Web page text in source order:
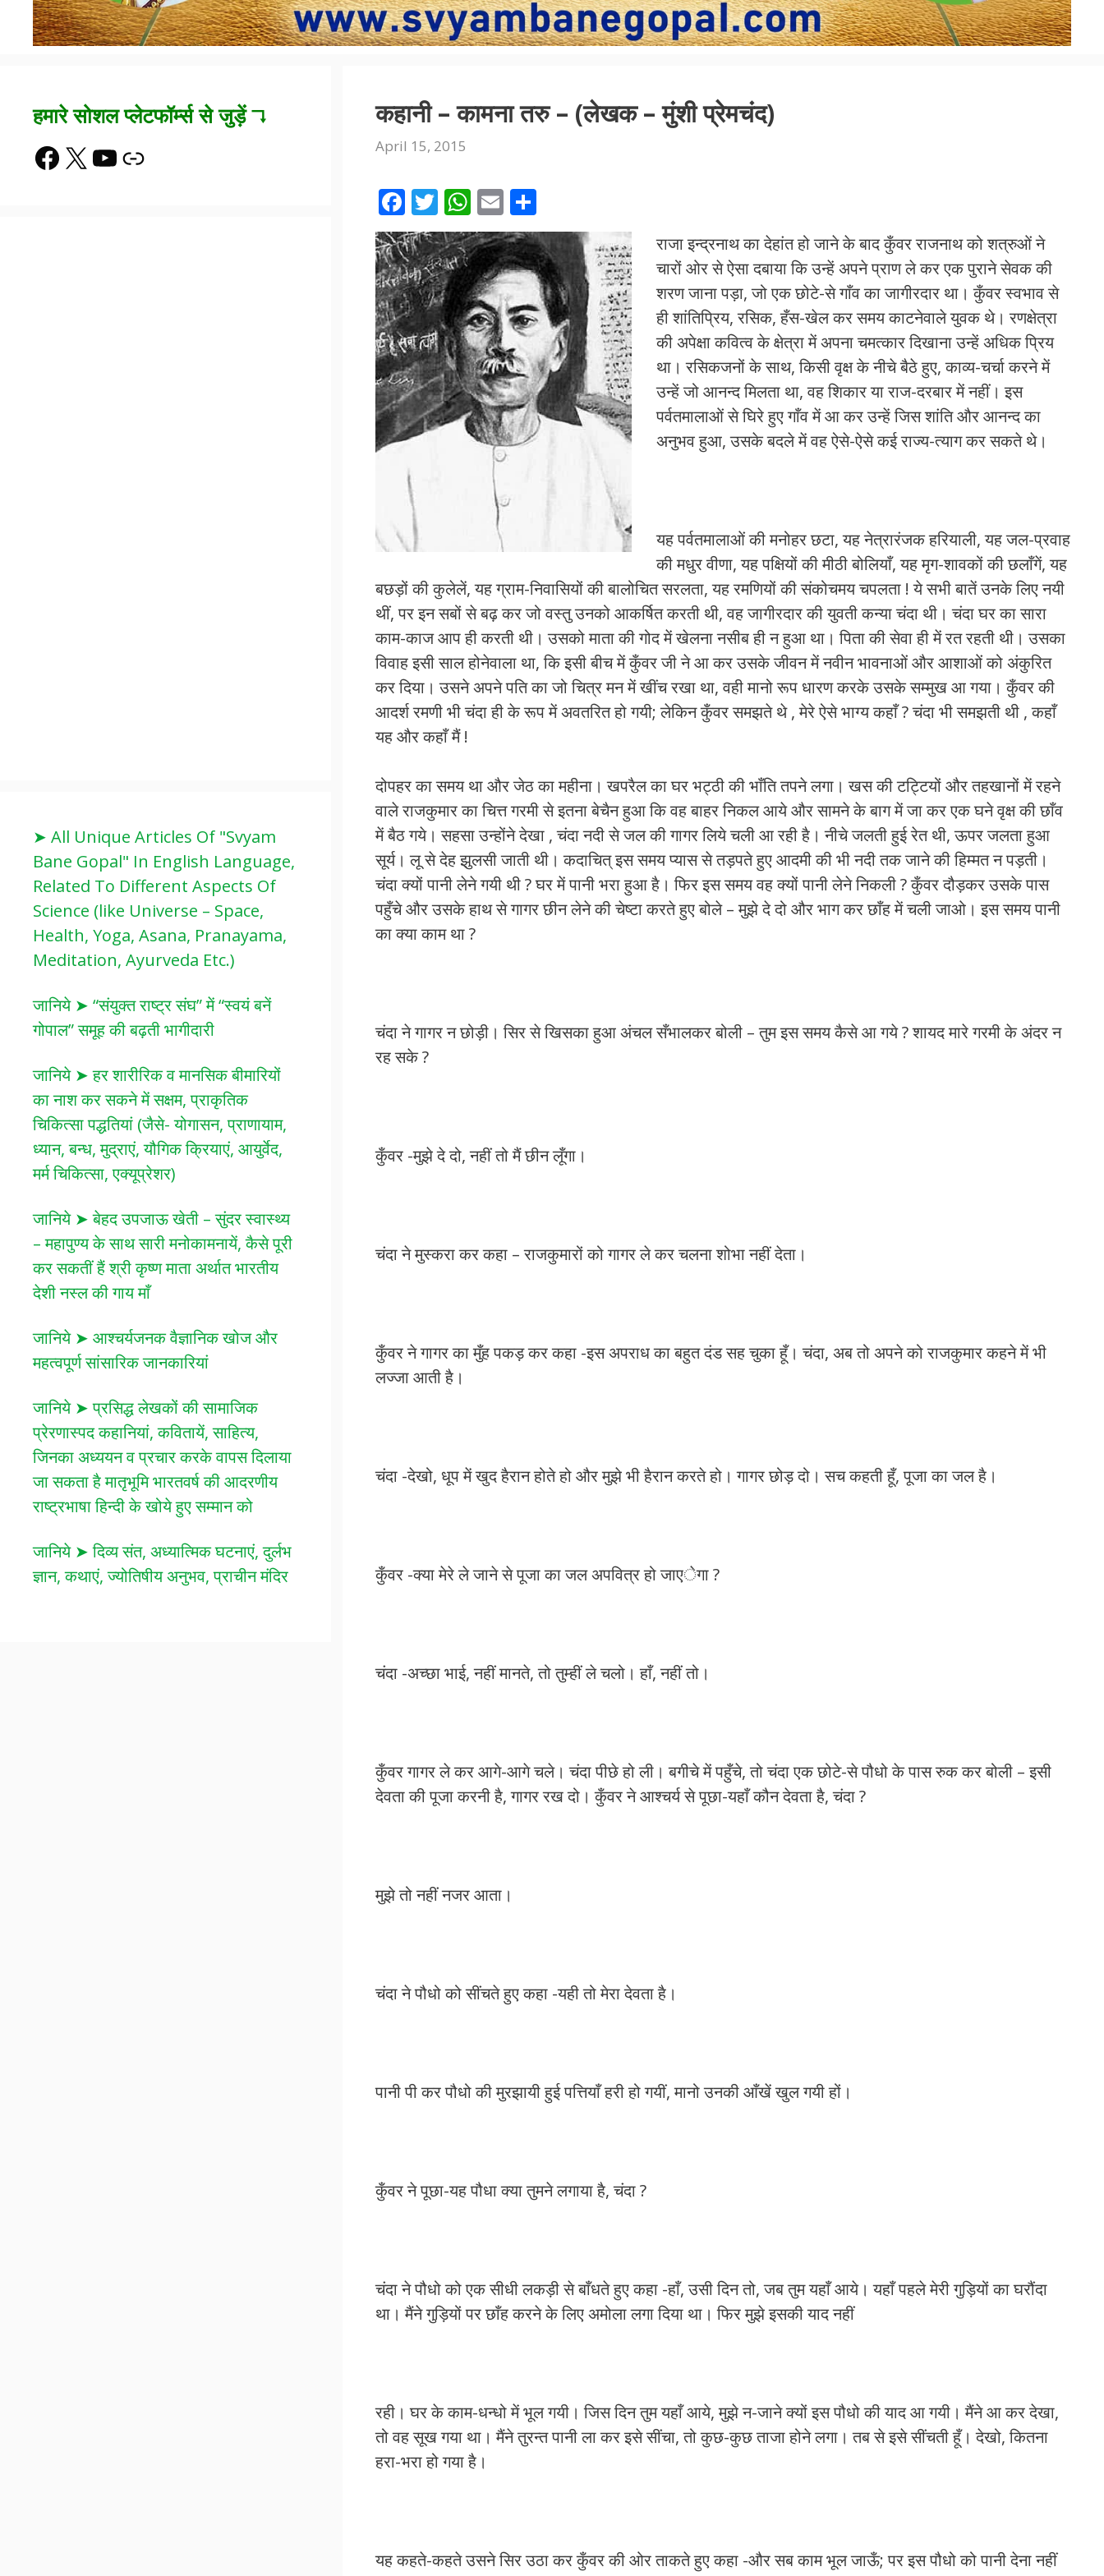
कहानी – कामना तरु – (लेखक – मुंशी प्रेमचंद)
April 15, 2015
F
ac
e
b
o
o
k
T
w
itt
er
W
h
at
s
A
p
p
E
m
ai
l
h
ar
e
राजा इन्द्रनाथ का देहांत हो जाने के बाद कुँवर राजनाथ को शत्रुओं ने
चारों ओर से ऐसा दबाया कि उन्हें अपने प्राण ले कर एक पुराने सेवक की
शरण जाना पड़ा, जो एक छोटे-से गाँव का जागीरदार था। कुँवर स्वभाव से
ही शांतिप्रिय, रसिक, हँस-खेल कर समय काटनेवाले युवक थे। रणक्षेत्रा
की अपेक्षा कवित्व के क्षेत्रा में अपना चमत्कार दिखाना उन्हें अधिक प्रिय
था। रसिकजनों के साथ, किसी वृक्ष के नीचे बैठे हुए, काव्य-चर्चा करने में
उन्हें जो आनन्द मिलता था, वह शिकार या राज-दरबार में नहीं। इस
पर्वतमालाओं से घिरे हुए गाँव में आ कर उन्हें जिस शांति और आनन्द का
अनुभव हुआ, उसके बदले में वह ऐसे-ऐसे कई राज्य-त्याग कर सकते थे।
यह पर्वतमालाओं की मनोहर छटा, यह नेत्रारंजक हरियाली, यह जल-प्रवाह
की मधुर वीणा, यह पक्षियों की मीठी बोलियाँ, यह मृग-शावकों की छलाँगें, यह
बछड़ों की कुलेलें, यह ग्राम-निवासियों की बालोचित सरलता, यह रमणियों की संकोचमय चपलता ! ये सभी बातें उनके लिए नयी
थीं, पर इन सबों से बढ़ कर जो वस्तु उनको आकर्षित करती थी, वह जागीरदार की युवती कन्या चंदा थी। चंदा घर का सारा
काम-काज आप ही करती थी। उसको माता की गोद में खेलना नसीब ही न हुआ था। पिता की सेवा ही में रत रहती थी। उसका
विवाह इसी साल होनेवाला था, कि इसी बीच में कुँवर जी ने आ कर उसके जीवन में नवीन भावनाओं और आशाओं को अंकुरित
कर दिया। उसने अपने पति का जो चित्र मन में खींच रखा था, वही मानो रूप धारण करके उसके सम्मुख आ गया। कुँवर की
आदर्श रमणी भी चंदा ही के रूप में अवतरित हो गयी; लेकिन कुँवर समझते थे , मेरे ऐसे भाग्य कहाँ ? चंदा भी समझती थी , कहाँ
यह और कहाँ मैं !
दोपहर का समय था और जेठ का महीना। खपरैल का घर भट्ठी की भाँति तपने लगा। खस की टट्टियों और तहखानों में रहने
वाले राजकुमार का चित्त गरमी से इतना बेचैन हुआ कि वह बाहर निकल आये और सामने के बाग में जा कर एक घने वृक्ष की छाँव
में बैठ गये। सहसा उन्होंने देखा , चंदा नदी से जल की गागर लिये चली आ रही है। नीचे जलती हुई रेत थी, ऊपर जलता हुआ
सूर्य। लू से देह झुलसी जाती थी। कदाचित् इस समय प्यास से तड़पते हुए आदमी की भी नदी तक जाने की हिम्मत न पड़ती।
चंदा क्यों पानी लेने गयी थी ? घर में पानी भरा हुआ है। फिर इस समय वह क्यों पानी लेने निकली ? कुँवर दौड़कर उसके पास
पहुँचे और उसके हाथ से गागर छीन लेने की चेष्टा करते हुए बोले – मुझे दे दो और भाग कर छाँह में चली जाओ। इस समय पानी
का क्या काम था ?
चंदा ने गागर न छोड़ी। सिर से खिसका हुआ अंचल सँभालकर बोली – तुम इस समय कैसे आ गये ? शायद मारे गरमी के अंदर न
रह सके ?
कुँवर -मुझे दे दो, नहीं तो मैं छीन लूँगा।
चंदा ने मुस्करा कर कहा – राजकुमारों को गागर ले कर चलना शोभा नहीं देता।
कुँवर ने गागर का मुँह पकड़ कर कहा -इस अपराध का बहुत दंड सह चुका हूँ। चंदा, अब तो अपने को राजकुमार कहने में भी
लज्जा आती है।
चंदा -देखो, धूप में खुद हैरान होते हो और मुझे भी हैरान करते हो। गागर छोड़ दो। सच कहती हूँ, पूजा का जल है।
कुँवर -क्या मेरे ले जाने से पूजा का जल अपवित्र हो जाएेगा ?
चंदा -अच्छा भाई, नहीं मानते, तो तुम्हीं ले चलो। हाँ, नहीं तो।
कुँवर गागर ले कर आगे-आगे चले। चंदा पीछे हो ली। बगीचे में पहुँचे, तो चंदा एक छोटे-से पौधो के पास रुक कर बोली – इसी
देवता की पूजा करनी है, गागर रख दो। कुँवर ने आश्चर्य से पूछा-यहाँ कौन देवता है, चंदा ?
मुझे तो नहीं नजर आता।
चंदा ने पौधो को सींचते हुए कहा -यही तो मेरा देवता है।
पानी पी कर पौधो की मुरझायी हुई पत्तियाँ हरी हो गयीं, मानो उनकी आँखें खुल गयी हों।
कुँवर ने पूछा-यह पौधा क्या तुमने लगाया है, चंदा ?
चंदा ने पौधो को एक सीधी लकड़ी से बाँधते हुए कहा -हाँ, उसी दिन तो, जब तुम यहाँ आये। यहाँ पहले मेरी गुड़ियों का घरौंदा
था। मैंने गुड़ियों पर छाँह करने के लिए अमोला लगा दिया था। फिर मुझे इसकी याद नहीं
रही। घर के काम-धन्धो में भूल गयी। जिस दिन तुम यहाँ आये, मुझे न-जाने क्यों इस पौधो की याद आ गयी। मैंने आ कर देखा,
तो वह सूख गया था। मैंने तुरन्त पानी ला कर इसे सींचा, तो कुछ-कुछ ताजा होने लगा। तब से इसे सींचती हूँ। देखो, कितना
हरा-भरा हो गया है।
यह कहते-कहते उसने सिर उठा कर कुँवर की ओर ताकते हुए कहा -और सब काम भूल जाऊँ; पर इस पौधो को पानी देना नहीं
हमारे सोशल प्लेटफॉर्म्स से जुड़ें ↴
Facebook
X YouTube
Link
➤ All Unique Articles Of "Svyam
Bane Gopal" In English Language,
Related To Different Aspects Of
Science (like Universe – Space,
Health, Yoga, Asana, Pranayama,
Meditation, Ayurveda Etc.)
जानिये ➤ “संयुक्त राष्ट्र संघ” में “स्वयं बनें
गोपाल” समूह की बढ़ती भागीदारी
जानिये ➤ हर शारीरिक व मानसिक बीमारियों
का नाश कर सकने में सक्षम, प्राकृतिक
चिकित्सा पद्धतियां (जैसे- योगासन, प्राणायाम,
ध्यान, बन्ध, मुद्राएं, यौगिक क्रियाएं, आयुर्वेद,
मर्म चिकित्सा, एक्यूप्रेशर)
जानिये ➤ बेहद उपजाऊ खेती – सुंदर स्वास्थ्य
– महापुण्य के साथ सारी मनोकामनायें, कैसे पूरी
कर सकतीं हैं श्री कृष्ण माता अर्थात भारतीय
देशी नस्ल की गाय माँ
जानिये ➤ आश्चर्यजनक वैज्ञानिक खोज और
महत्वपूर्ण सांसारिक जानकारियां
जानिये ➤ प्रसिद्ध लेखकों की सामाजिक
प्रेरणास्पद कहानियां, कवितायें, साहित्य,
जिनका अध्ययन व प्रचार करके वापस दिलाया
जा सकता है मातृभूमि भारतवर्ष की आदरणीय
राष्ट्रभाषा हिन्दी के खोये हुए सम्मान को
जानिये ➤ दिव्य संत, अध्यात्मिक घटनाएं, दुर्लभ
ज्ञान, कथाएं, ज्योतिषीय अनुभव, प्राचीन मंदिर